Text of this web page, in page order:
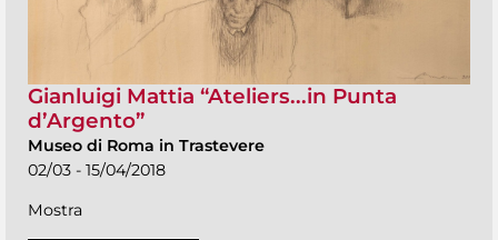
Gianluigi Mattia “Ateliers...in Punta
d’Argento”
Museo di Roma in Trastevere
02/03 - 15/04/2018
Mostra